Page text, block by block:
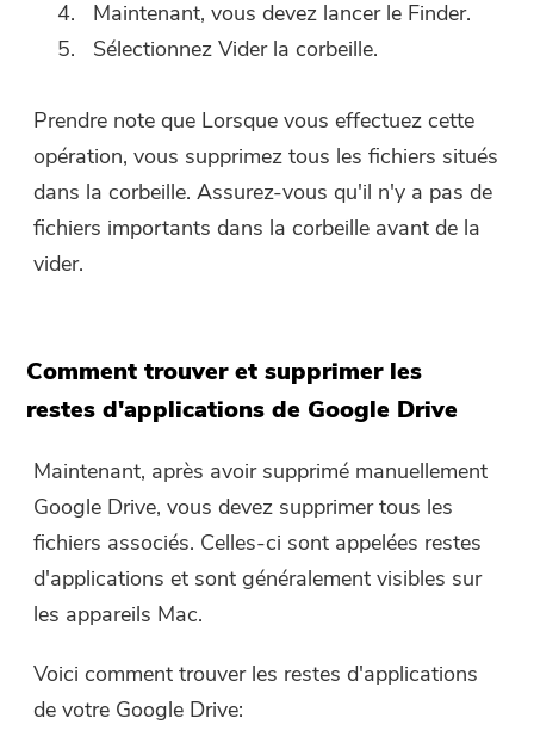
Maintenant, vous devez lancer le Finder.
Sélectionnez Vider la corbeille.
Prendre note que Lorsque vous effectuez cette
opération, vous supprimez tous les fichiers situés
dans la corbeille. Assurez-vous qu'il n'y a pas de
fichiers importants dans la corbeille avant de la
vider.
Comment trouver et supprimer les
restes d'applications de Google Drive
Maintenant, après avoir supprimé manuellement
Google Drive, vous devez supprimer tous les
fichiers associés. Celles-ci sont appelées restes
d'applications et sont généralement visibles sur
les appareils Mac.
Voici comment trouver les restes d'applications
de votre Google Drive: